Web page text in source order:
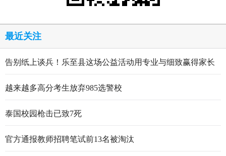
最近关注
告别纸上谈兵！乐至县这场公益活动用专业与细致赢得家长
越来越多高分考生放弃985选警校
泰国校园枪击已致7死
官方通报教师招聘笔试前13名被淘汰